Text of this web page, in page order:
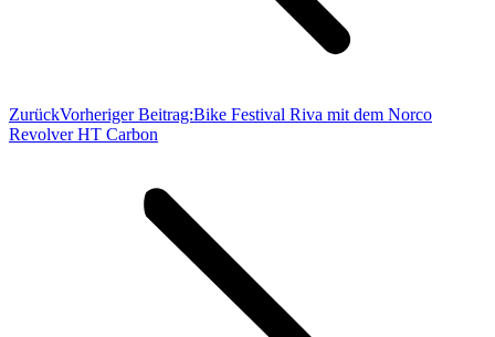
ZurückVorheriger Beitrag:Bike Festival Riva mit dem Norco
Revolver HT Carbon